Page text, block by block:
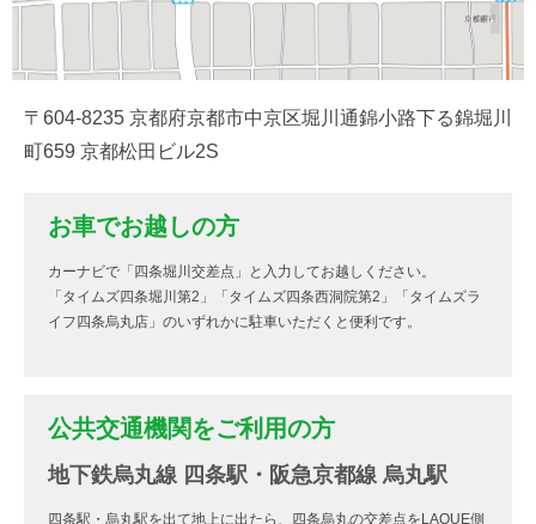
〒604-8235 京都府京都市中京区堀川通錦小路下る錦堀川
町659 京都松田ビル2S
お車でお越しの方
カーナビで「四条堀川交差点」と入力してお越しください。
「タイムズ四条堀川第2」「タイムズ四条西洞院第2」「タイムズラ
イフ四条烏丸店」のいずれかに駐車いただくと便利です。
公共交通機関をご利用の方
地下鉄烏丸線 四条駅・阪急京都線 烏丸駅
四条駅・烏丸駅を出て地上に出たら、四条烏丸の交差点をLAQUE側